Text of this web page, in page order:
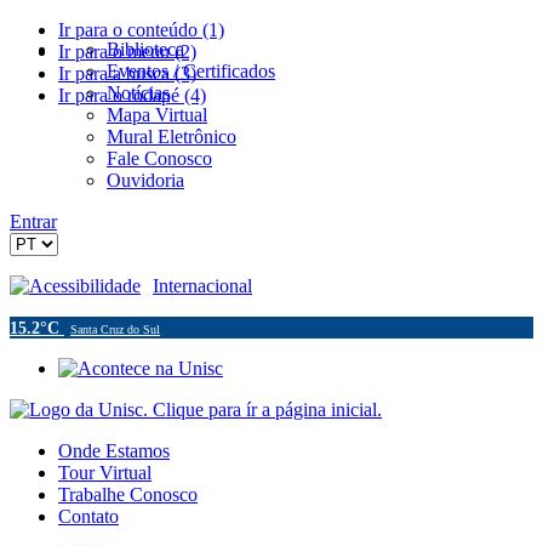
Ir para o conteúdo (1)
Ir para o menu (2)
Ir para a busca (3)
Ir para o rodapé (4)
Biblioteca
Eventos / Certificados
Notícias
Mapa Virtual
Mural Eletrônico
Fale Conosco
Ouvidoria
Entrar
Acessibilidade Internacional
15.2°C Santa Cruz do Sul
Onde Estamos
Tour Virtual
Trabalhe Conosco
Contato